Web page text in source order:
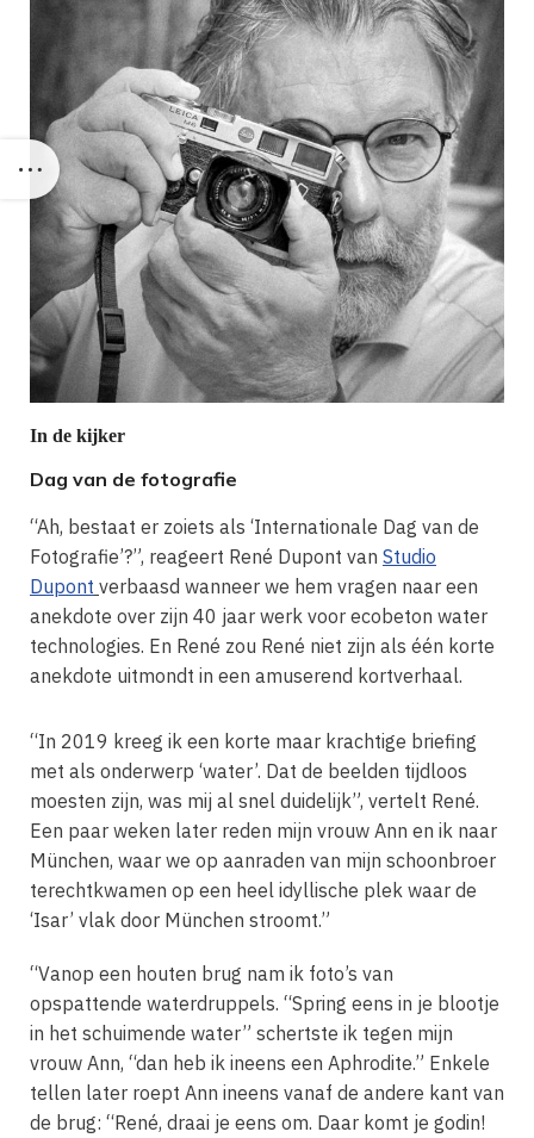
In de kijker
Dag van de fotografie
“Ah, bestaat er zoiets als ‘Internationale Dag van de
Fotografie’?”, reageert René Dupont van Studio
Dupont verbaasd wanneer we hem vragen naar een
anekdote over zijn 40 jaar werk voor ecobeton water
technologies. En René zou René niet zijn als één korte
anekdote uitmondt in een amuserend kortverhaal.
“In 2019 kreeg ik een korte maar krachtige briefing
met als onderwerp ‘water’. Dat de beelden tijdloos
moesten zijn, was mij al snel duidelijk”, vertelt René.
Een paar weken later reden mijn vrouw Ann en ik naar
München, waar we op aanraden van mijn schoonbroer
terechtkwamen op een heel idyllische plek waar de
‘Isar’ vlak door München stroomt.”
“Vanop een houten brug nam ik foto’s van
opspattende waterdruppels. “Spring eens in je blootje
in het schuimende water” schertste ik tegen mijn
vrouw Ann, “dan heb ik ineens een Aphrodite.” Enkele
tellen later roept Ann ineens vanaf de andere kant van
de brug: “René, draai je eens om. Daar komt je godin!